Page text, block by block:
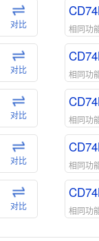
对比
对比
对比
对比
对比
相同功
相同功
相同功
相同功
相同功